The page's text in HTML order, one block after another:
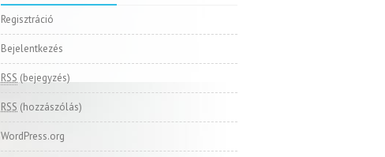
Regisztráció
Bejelentkezés
RSS (bejegyzés)
RSS (hozzászólás)
WordPress.org